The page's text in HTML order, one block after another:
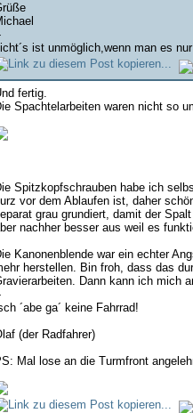
ist unmöglich,wenn man es
fertig.
Spachtelarbeiten waren nicht so
Spitzkopfschrauben habe ich
vor dem Ablaufen ist, daher
grau grundiert, damit der
nachher besser aus weil es
Kanonenblende war ein echter
herstellen. Bin froh, dass das
Dann kann ich mich
´abe ga´ keine Fahrrad!
(der Radfahrer)
Mal lose an die Turmfront